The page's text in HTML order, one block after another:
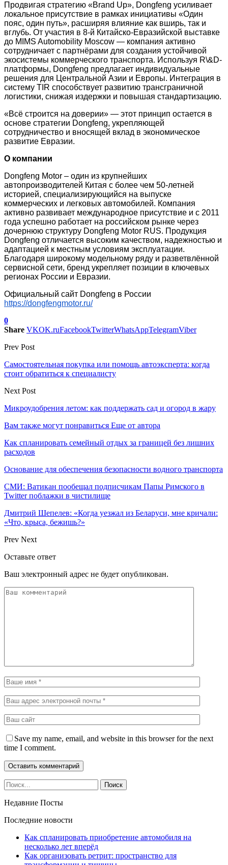
Продвигая стратегию «Brand Up», Dongfeng усиливает
локальное присутствие в рамках инициативы «Один
пояс, один путь», расширяя влияние как вширь, так и
вглубь. От участия в 8-й Китайско-Евразийской выставке
до MIMS Automobility Moscow — компания активно
сотрудничает с партнёрами для создания устойчивой
экосистемы коммерческого транспорта. Используя R\&D-
платформы, Dongfeng предлагает индивидуальные
решения для Центральной Азии и Европы. Интеграция в
систему TIR способствует развитию трансграничной
логистики, снижая издержки и повышая стандартизацию.
«Всё строится на доверии» — этот принцип остается в
основе стратегии Dongfeng, укрепляющей
сотрудничество и вносящей вклад в экономическое
развитие Евразии.
О компании
Dongfeng Motor – один из крупнейших
автопроизводителей Китая с более чем 50-летней
историей, специализирующийся на выпуске
коммерческих и легковых автомобилей. Компания
активно развивает международное присутствие и с 2011
года успешно работает на российском рынке через
дочернюю структуру Dongfeng Motor RUS. Продукция
Dongfeng отличается высоким качеством, надежностью и
адаптацией к местным условиям эксплуатации.
Благодаря широкому модельному ряду и разветвлённой
сервисной сети, бренд укрепляет позиции в ключевых
регионах России и Евразии.
Официальный сайт Dongfeng в России
https://dongfengmotor.ru/
0
Share VKOK.ruFacebookTwitterWhatsAppTelegramViber
Prev Post
Самостоятельная покупка или помощь автоэксперта: когда
стоит обратиться к специалисту
Next Post
Микроудобрения летом: как поддержать сад и огород в жару
Вам также могут понравиться Еще от автора
Как спланировать семейный отдых за границей без лишних
расходов
Основание для обеспечения безопасности водного транспорта
СМИ: Ватикан пообещал подписчикам Папы Римского в
Twitter поблажки в чистилище
Дмитрий Шепелев: «Когда уезжал из Беларуси, мне кричали:
«Что, крыса, бежишь?»
Prev Next
Оставьте ответ
Ваш электронный адрес не будет опубликован.
Save my name, email, and website in this browser for the next
time I comment.
Недавние Посты
Последние новости
Как спланировать приобретение автомобиля на
несколько лет вперёд
Как организовать ретрит: пространство для